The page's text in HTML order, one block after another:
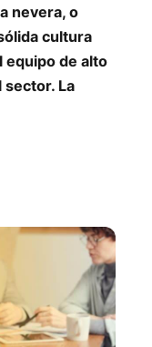
nevera, o
cultura
equipo de alto
La